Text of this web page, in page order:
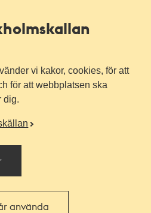
vi kakor, cookies, för att
för att webbplatsen ska
dig.
använda